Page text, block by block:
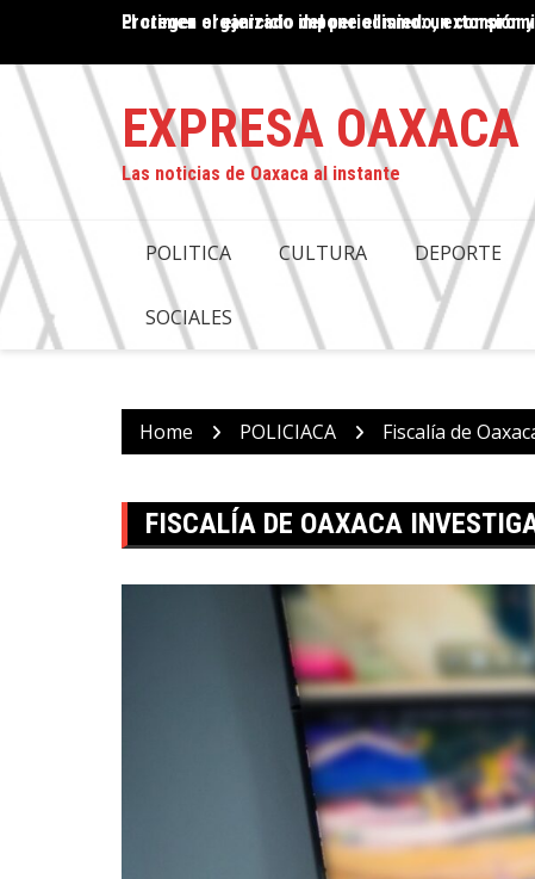
content
El crimen organizado impone el miedo, extorsión
PROPUESTA DE DESAPARICIÓN DE PODERES EN
EXPRESA OAXACA
Las noticias de Oaxaca al instante
POLITICA CULTURA DEPORTE
SOCIALES
Home POLICIACA Fiscalía de
FISCALÍA DE OAXACA